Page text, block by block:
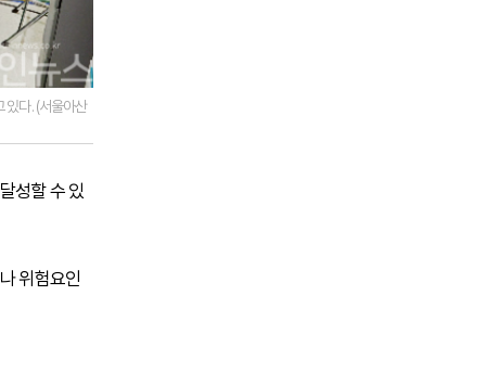
있다. (서울아산
성할 수 있
위험요인